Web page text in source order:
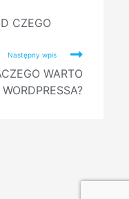
CZEGO
Następny wpis
WARTO